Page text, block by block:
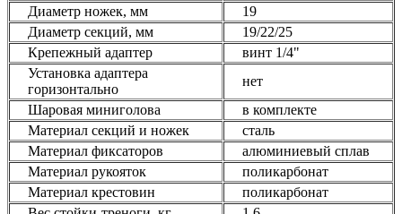
Диаметр ножек, мм
19
Диаметр секций, мм
19/22/25
Крепежный адаптер
винт 1/4"
Установка адаптера
горизонтально
нет
Шаровая миниголова
в комплекте
Материал секций и ножек
сталь
Материал фиксаторов
алюминиевый сплав
Материал рукояток
поликарбонат
Материал крестовин
поликарбонат